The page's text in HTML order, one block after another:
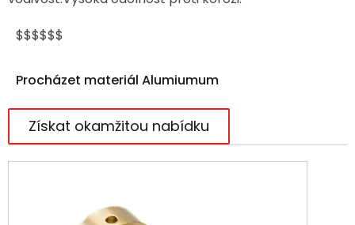
$$$$$$
Procházet materiál Alumiumum
Získat okamžitou nabídku